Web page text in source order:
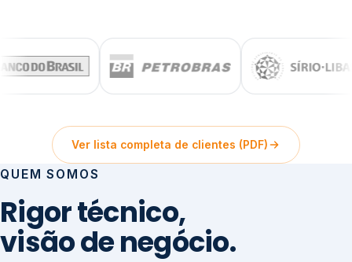
Ver lista completa de clientes (PDF)
QUEM SOMOS
Rigor técnico,
visão de negócio.